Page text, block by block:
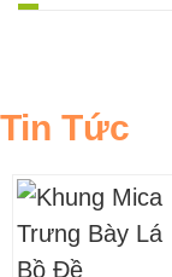
Tin Tức